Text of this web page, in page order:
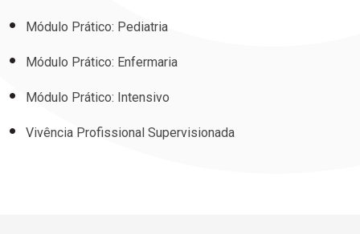
Módulo Prático: Pediatria
Módulo Prático: Enfermaria
Módulo Prático: Intensivo
Vivência Profissional Supervisionada